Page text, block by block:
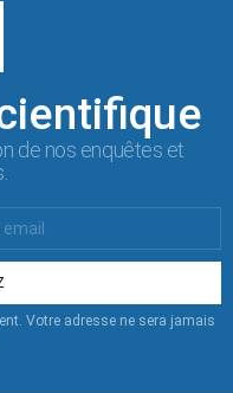
de nos enquêtes et
Votre adresse ne sera jamais